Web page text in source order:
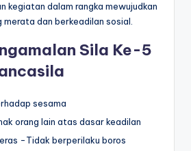
kegiatan dalam rangka mewujudkan
merata dan berkeadilan sosial.
Sila Ke-5
sesama
orang lain atas dasar keadilan
-Tidak berperilaku boros